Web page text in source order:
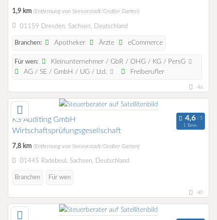
1,9 km (Entfernung von Seevorstadt/Großer Garten)
01159 Dresden, Sachsen, Deutschland
Branchen: Apotheker Ärzte eCommerce
Für wen:
Kleinunternehmer / GbR / OHG / KG / PersG
AG / SE / GmbH / UG / Ltd.
Freiberufler
46
KS Auditing GmbH
Wirtschaftsprüfungsgesellschaft
1 Bew.
7,8 km (Entfernung von Seevorstadt/Großer Garten)
01445 Radebeul, Sachsen, Deutschland
Branchen Für wen
40